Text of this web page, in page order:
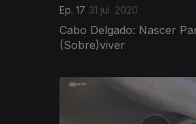
Ep. 17 31 jul. 2020
Cabo Delgado: Nascer
(Sobre)viver
502563